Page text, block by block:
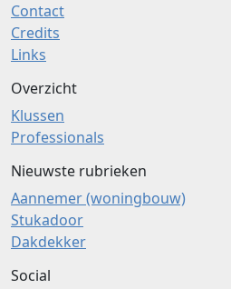
Contact
Credits
Links
Overzicht
Klussen
Professionals
Nieuwste rubrieken
Aannemer (woningbouw)
Stukadoor
Dakdekker
Social